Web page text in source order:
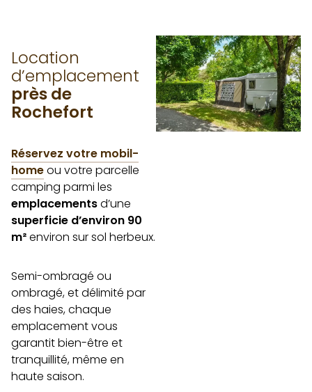
Location
d’emplacement
près de
Rochefort
Réservez votre mobil-
homeou votre parcelle
camping parmi les
emplacementsd’une
superficie d’environ 90
m²environ sur sol herbeux.
Semi-ombragé ou
ombragé, et délimité par
des haies, chaque
emplacement vous
garantit bien-être et
tranquillité, même en
haute saison.